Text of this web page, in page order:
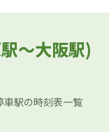
～大阪駅)
車駅の時刻表一覧